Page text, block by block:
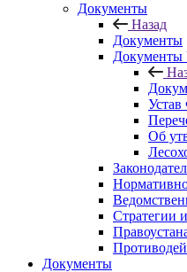
Документы
Назад
Документы
Документы
Об
Стратегии
Документы